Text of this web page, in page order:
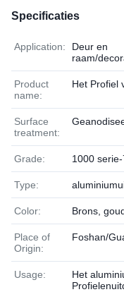
Specificaties
Application:
Deur en
raam/
Product
name:
Het Profiel
Surface
treatment:
Grade: 1000
Type:
Color: Brons,
Place of
Origin:
Foshan/
Usage:
Het